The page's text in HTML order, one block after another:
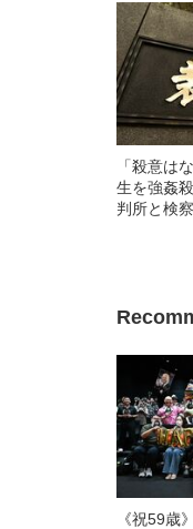
も」
「殺意は
生を強姦
判所と検
《祝59歳